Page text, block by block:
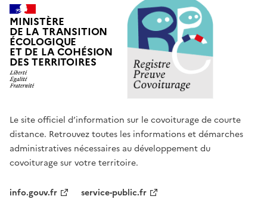
MINISTÈRE
DE LA TRANSITION
ÉCOLOGIQUE
ET DE LA COHÉSION
DES TERRITOIRES
Le site officiel d’information sur le covoiturage de courte
distance. Retrouvez toutes les informations et démarches
administratives nécessaires au développement du
covoiturage sur votre territoire.
info.gouv.fr
service-public.fr